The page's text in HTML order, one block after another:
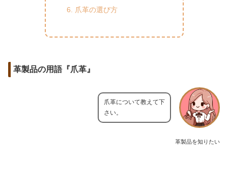
爪革の選び方
革製品の用語『爪革』
革製品を知りたい
爪革について教えて下
さい。